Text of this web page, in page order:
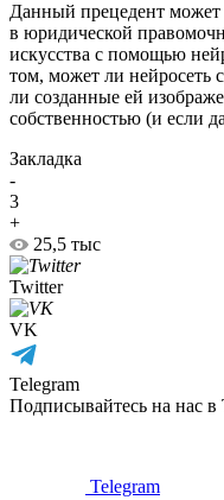
Данный прецедент
в юридической
искусства с помощью
том, может ли нейросеть
ли созданные ей
собственностью (и если
Закладка
-
3
+
25,5 тыс
Twitter
VK
Telegram
Подписывайтесь на нас
Telegram